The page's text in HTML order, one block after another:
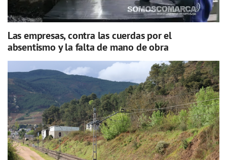
Las empresas, contra las cuerdas por el
absentismo y la falta de mano de obra